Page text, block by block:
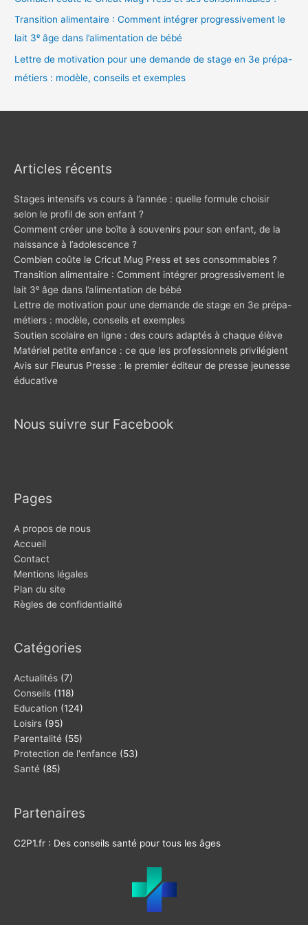
Transition alimentaire : Comment intégrer progressivement le
lait 3ᵉ âge dans l’alimentation de bébé
Lettre de motivation pour une demande de stage en 3e prépa-
métiers : modèle, conseils et exemples
Articles récents
Stages intensifs vs cours à l’année : quelle formule choisir
selon le profil de son enfant ?
Comment créer une boîte à souvenirs pour son enfant, de la
naissance à l’adolescence ?
Combien coûte le Cricut Mug Press et ses consommables ?
Transition alimentaire : Comment intégrer progressivement le
lait 3ᵉ âge dans l’alimentation de bébé
Lettre de motivation pour une demande de stage en 3e prépa-
métiers : modèle, conseils et exemples
Soutien scolaire en ligne : des cours adaptés à chaque élève
Matériel petite enfance : ce que les professionnels privilégient
Avis sur Fleurus Presse : le premier éditeur de presse jeunesse
éducative
Nous suivre sur Facebook
Pages
A propos de nous
Accueil
Contact
Mentions légales
Plan du site
Règles de confidentialité
Catégories
Actualités (7)
Conseils (118)
Education (124)
Loisirs (95)
Parentalité (55)
Protection de l'enfance (53)
Santé (85)
Partenaires
C2P1.fr : Des conseils santé pour tous les âges